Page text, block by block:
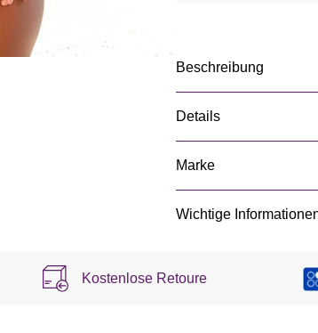
Beschreibung
Details
Marke
Wichtige
Kostenlose Retoure